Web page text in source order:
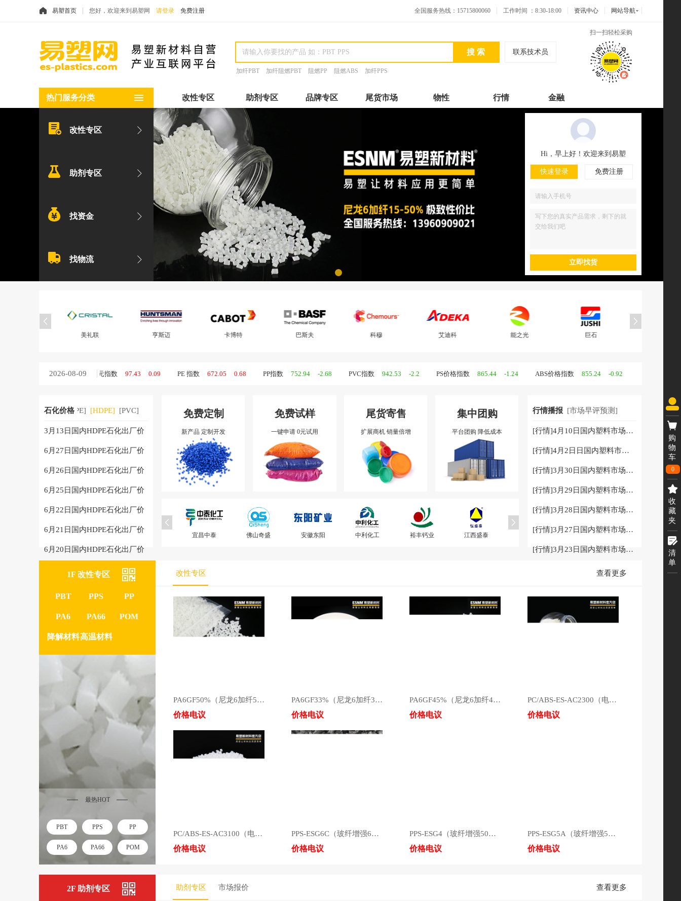
易塑首页 您好，欢迎来到易塑网 请登录 免费注册 网站导航
资讯中心
工作时间 ：8:30-18:00
全国服务热线：15715800060
加纤PBT 加纤阻燃PBT 阻燃PP 阻燃ABS 加纤PPS
联系技术员
扫一扫轻松采购
热门服务分类 改性专区 助剂专区 品牌专区 尾货市场 物性 行情 金融
购
物
车
0
收
藏
夹
清
单
改性专区
助剂专区
找资金
找物流
Hi，早上好！欢迎来到易塑
快速登录 免费注册
立即找货
亨斯迈 卡博特 巴斯夫 科穆 艾迪科 能之光 巨石 易塑
2026-08-09
美元指数 97.43 0.09 PE 指数 672.05 0.68 PP指数 752.94 -2.68 PVC指数 942.53 -2.2 PS价格指数 865.44 -1.24 ABS价格指数 855.24 -0.92
EPS价格指
石化价格 [HDPE] [PVC] [PS]
[LDPE] [一周涨跌]
[ABS] [PP] [LLDPE]
3月13日国内HDPE石化出厂价
6月27日国内HDPE石化出厂价
6月26日国内HDPE石化出厂价
6月25日国内HDPE石化出厂价
6月22日国内HDPE石化出厂价
6月21日国内HDPE石化出厂价
6月20日国内HDPE石化出厂价
免费定制
新产品 定制开发
免费试样
一键申请 0元试用
尾货寄售
扩展商机 销量倍增
集中团购
平台团购 降低成本
莱州彪王 新力拓矿业 宜昌中泰 佛山奇盛 安徽东阳 中利化工 裕丰钙业 江西盛泰 贺州文勤 盛朗白石 新盖生物
行情播报 [市场早评预测]
[行情]4月10日国内塑料市场早评…
[行情]4月2日日国内塑料市场早评…
[行情]3月30日国内塑料市场早评…
[行情]3月29日国内塑料市场早评…
[行情]3月28日国内塑料市场早评…
[行情]3月27日国内塑料市场早评…
[行情]3月23日国内塑料市场早评…
1F 改性专区
PBT PPS PP
PA6 PA66 POM
降解材料高温材料
最热HOT
PBT PPS PP
PA6 PA66 POM
改性专区 查看更多
PA6GF50%（尼龙6加纤50%）高冲击/高拉伸/耐摔/耐磨
价格电议
PA6GF33%（尼龙6加纤33%）高冲击/高拉伸/耐摔/耐磨
价格电议
PA6GF45%（尼龙6加纤45%）高冲击/高拉伸/耐摔/耐磨
价格电议
PC/ABS-ES-AC2300（电子电器外壳料）
价格电议
PC/ABS-ES-AC3100（电子电器外壳料）
价格电议
PPS-ESG6C（玻纤增强60%）
价格电议
PPS-ESG4（玻纤增强50%）
价格电议
PPS-ESG5A（玻纤增强50%）
价格电议
2F 助剂专区 助剂专区 市场报价 查看更多